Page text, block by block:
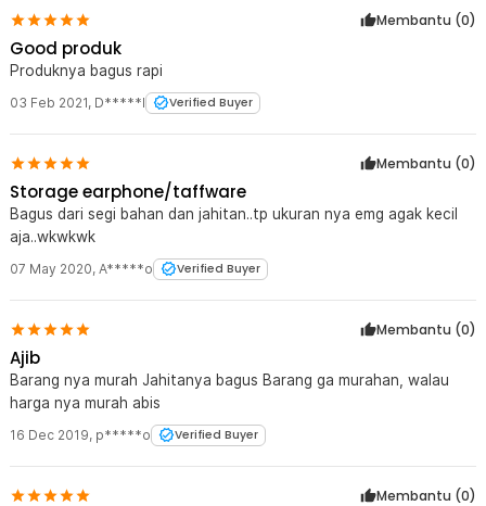
Membantu (0)
Good produk
Produknya bagus rapi
03 Feb 2021, D*****I Verified Buyer
Membantu (0)
Storage earphone/taffware
Bagus dari segi bahan dan jahitan..tp ukuran nya emg agak kecil
aja..wkwkwk
07 May 2020, A*****o Verified Buyer
Membantu (0)
Ajib
Barang nya murah Jahitanya bagus Barang ga murahan, walau
harga nya murah abis
16 Dec 2019, p*****o Verified Buyer
Membantu (0)